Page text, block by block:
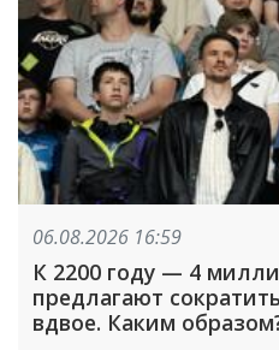
06.08.2026 16:59
К 2200 году — 4
предлагают
вдвое. Каким